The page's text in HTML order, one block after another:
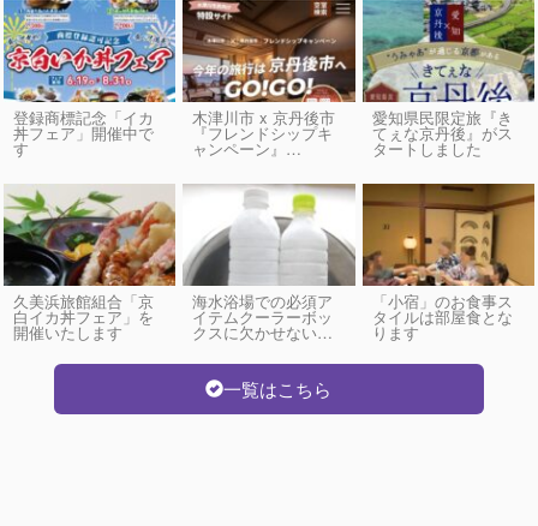
登録商標記念「イカ
丼フェア」開催中で
す
木津川市 x 京丹後市
『フレンドシップキ
ャンペーン』…
愛知県民限定旅『き
てぇな京丹後』がス
タートしました
久美浜旅館組合「京
白イカ丼フェア」を
開催いたします
海水浴場での必須ア
イテムクーラーボッ
クスに欠かせない…
「小宿」のお食事ス
タイルは部屋食とな
ります
一覧はこちら